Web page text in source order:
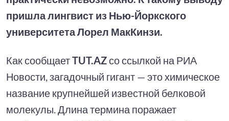
пришла лингвист из Нью-Йоркского
университета Лорел МакКинзи.
Как сообщаетTUT.AZсо ссылкой на РИА
Новости, загадочный гигант — это химическое
название крупнейшей известной белковой
молекулы. Длина термина поражает